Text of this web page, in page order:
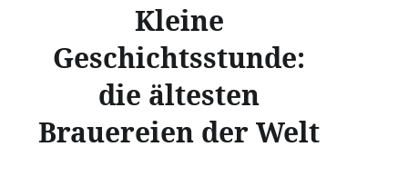
Kleine
Geschichtsstunde:
die ältesten
Brauereien der Welt